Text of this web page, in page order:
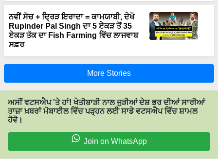
ਨਵੀਂ ਸੋਚ + ਦ੍ਰਿੜ ਇਰਾਦਾ = ਕਾਮਯਾਬੀ, ਦੇਖੋ
Rupinder Pal Singh ਦਾ 5 ਏਕੜ ਤੋਂ 35
ਏਕੜ ਤੱਕ ਦਾ Fish Farming ਵਿੱਚ ਲਾਜਵਾਬ
ਸਫ਼ਰ
More Stories
ਅਸੀਂ ਵਟਸਐਪ 'ਤੇ ਹਾਂ! ਖੇਤੀਬਾੜੀ ਨਾਲ ਜੁੜੀਆਂ ਦੇਸ਼ ਭਰ ਦੀਆਂ ਸਾਰੀਆਂ
ਤਾਜ਼ਾ ਖ਼ਬਰਾਂ ਮੋਬਾਈਲ ਵਿੱਚ ਪੜ੍ਹਨ ਲਈ ਸਾਡੇ ਵਟਸਐਪ ਵਿੱਚ ਸ਼ਾਮਲ
ਹੋਵੋ।
Join on WhatsApp